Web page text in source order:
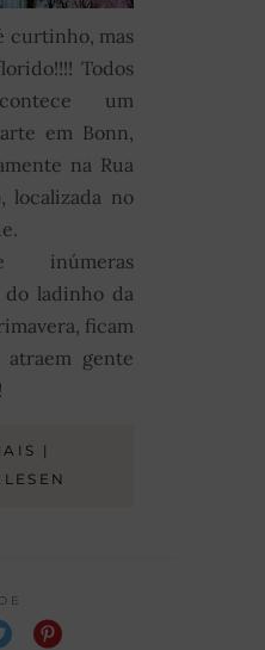
curtinho, mas
Todos
um
em Bonn,
na Rua
localizada no
inúmeras
do ladinho da
ficam
gente
|